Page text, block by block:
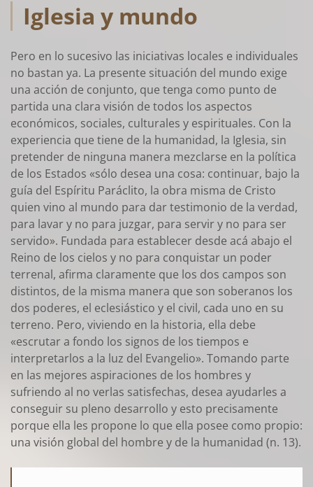
Iglesia y mundo
Pero en lo sucesivo las iniciativas locales e individuales
no bastan ya. La presente situación del mundo exige
una acción de conjunto, que tenga como punto de
partida una clara visión de todos los aspectos
económicos, sociales, culturales y espirituales. Con la
experiencia que tiene de la humanidad, la Iglesia, sin
pretender de ninguna manera mezclarse en la política
de los Estados «sólo desea una cosa: continuar, bajo la
guía del Espíritu Paráclito, la obra misma de Cristo
quien vino al mundo para dar testimonio de la verdad,
para lavar y no para juzgar, para servir y no para ser
servido». Fundada para establecer desde acá abajo el
Reino de los cielos y no para conquistar un poder
terrenal, afirma claramente que los dos campos son
distintos, de la misma manera que son soberanos los
dos poderes, el eclesiástico y el civil, cada uno en su
terreno. Pero, viviendo en la historia, ella debe
«escrutar a fondo los signos de los tiempos e
interpretarlos a la luz del Evangelio». Tomando parte
en las mejores aspiraciones de los hombres y
sufriendo al no verlas satisfechas, desea ayudarles a
conseguir su pleno desarrollo y esto precisamente
porque ella les propone lo que ella posee como propio:
una visión global del hombre y de la humanidad (n. 13).